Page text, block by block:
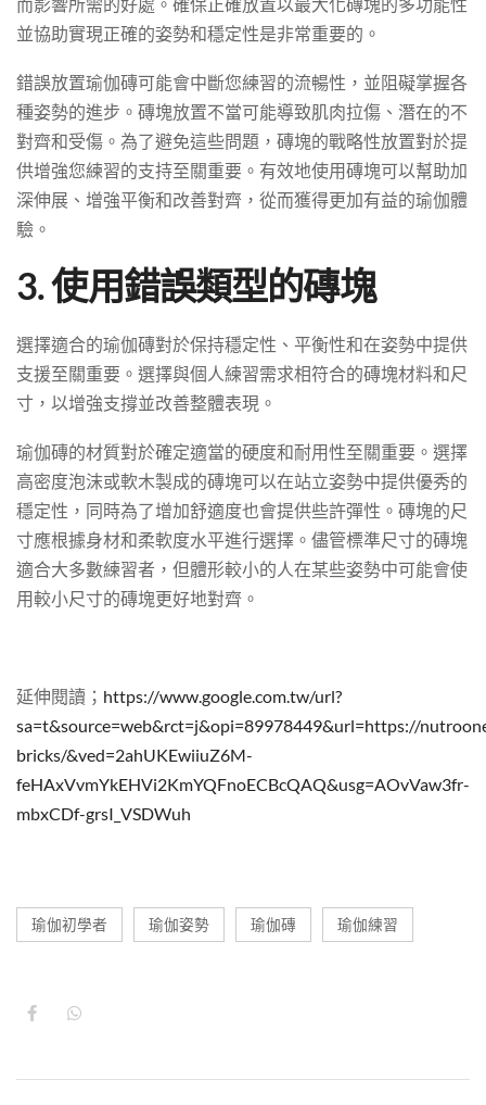
並協助實現正確的姿勢和穩定性是非常重要的。
錯誤放置瑜伽磚可能會中斷您練習的流暢性，並阻礙掌握各
種姿勢的進步。磚塊放置不當可能導致肌肉拉傷、潛在的不
對齊和受傷。為了避免這些問題，磚塊的戰略性放置對於提
供增強您練習的支持至關重要。有效地使用磚塊可以幫助加
深伸展、增強平衡和改善對齊，從而獲得更加有益的瑜伽體
驗。
3. 使用錯誤類型的磚塊
選擇適合的瑜伽磚對於保持穩定性、平衡性和在姿勢中提供
支援至關重要。選擇與個人練習需求相符合的磚塊材料和尺
寸，以增強支撐並改善整體表現。
瑜伽磚的材質對於確定適當的硬度和耐用性至關重要。選擇
高密度泡沫或軟木製成的磚塊可以在站立姿勢中提供優秀的
穩定性，同時為了增加舒適度也會提供些許彈性。磚塊的尺
寸應根據身材和柔軟度水平進行選擇。儘管標準尺寸的磚塊
適合大多數練習者，但體形較小的人在某些姿勢中可能會使
用較小尺寸的磚塊更好地對齊。
延伸閱讀； https://www.google.com.tw/url?
sa=t&source=web&rct=j&opi=89978449&url=https://
bricks/&ved=2ahUKEwiiuZ6M-
feHAxVvmYkEHVi2KmYQFnoECBcQAQ&usg=AOvVaw3fr-
mbxCDf-grsI_VSDWuh
瑜伽初學者 瑜伽姿勢 瑜伽磚 瑜伽練習